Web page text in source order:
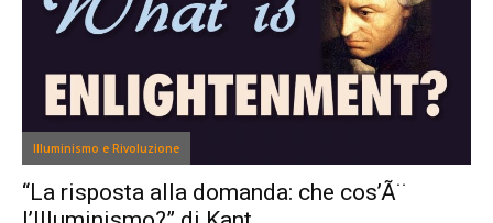
Illuminismo e Rivoluzione
“La risposta alla domanda: che cos’Ã¨